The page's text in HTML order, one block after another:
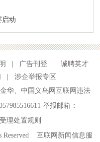
启动
广告刊登
诚聘英才
涉企举报专区
金华、 中国义乌网互联网违法
举报邮箱：
理处置规则
互联网新闻信息服